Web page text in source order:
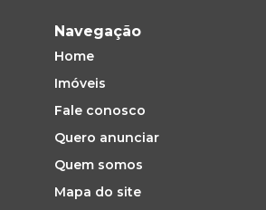
Navegação
Home
Imóveis
Fale conosco
Quero anunciar
Quem somos
Mapa do site